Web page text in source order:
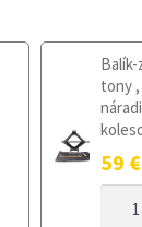
Balík-
tony
59 €